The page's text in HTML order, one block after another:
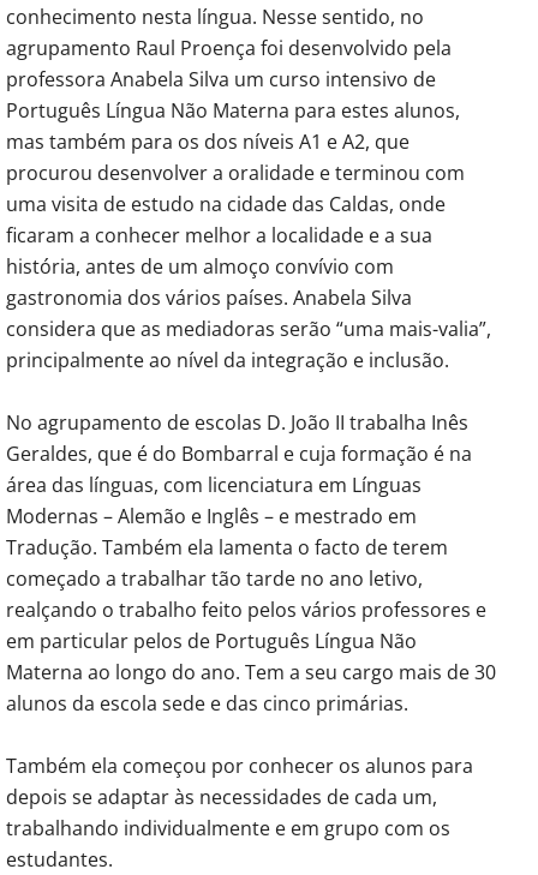
conhecimento nesta língua. Nesse sentido, no
agrupamento Raul Proença foi desenvolvido pela
professora Anabela Silva um curso intensivo de
Português Língua Não Materna para estes alunos,
mas também para os dos níveis A1 e A2, que
procurou desenvolver a oralidade e terminou com
uma visita de estudo na cidade das Caldas, onde
ficaram a conhecer melhor a localidade e a sua
história, antes de um almoço convívio com
gastronomia dos vários países. Anabela Silva
considera que as mediadoras serão “uma mais-valia”,
principalmente ao nível da integração e inclusão.
No agrupamento de escolas D. João II trabalha Inês
Geraldes, que é do Bombarral e cuja formação é na
área das línguas, com licenciatura em Línguas
Modernas – Alemão e Inglês – e mestrado em
Tradução. Também ela lamenta o facto de terem
começado a trabalhar tão tarde no ano letivo,
realçando o trabalho feito pelos vários professores e
em particular pelos de Português Língua Não
Materna ao longo do ano. Tem a seu cargo mais de 30
alunos da escola sede e das cinco primárias.
Também ela começou por conhecer os alunos para
depois se adaptar às necessidades de cada um,
trabalhando individualmente e em grupo com os
estudantes.